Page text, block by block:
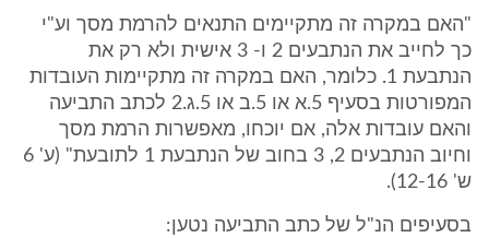
"האם במקרה זה מתקיימים התנאים להרמת מסך וע"י
כך לחייב את הנתבעים 2 ו- 3 אישית ולא רק את
הנתבעת 1. כלומר, האם במקרה זה מתקיימות העובדות
המפורטות בסעיף 5.א או 5.ב או 5.ג.2 לכתב התביעה
והאם עובדות אלה, אם יוכחו, מאפשרות הרמת מסך
וחיוב הנתבעים 2, 3 בחוב של הנתבעת 1 לתובעת" (ע' 6
ש' 12-16).
בסעיפים הנ"ל של כתב התביעה נטען: